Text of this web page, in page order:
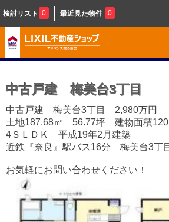
検討リスト 0 最近見た物件 0
中古戸建 梅美台3丁目
中古戸建 梅美台3丁目 2,980万円
土地187.68㎡ 56.77坪 建物面積
4ＳＬＤＫ 平成19年2月建築
近鉄『奈良』駅バス16分 梅美台3丁
お気軽にお問い合わせください！